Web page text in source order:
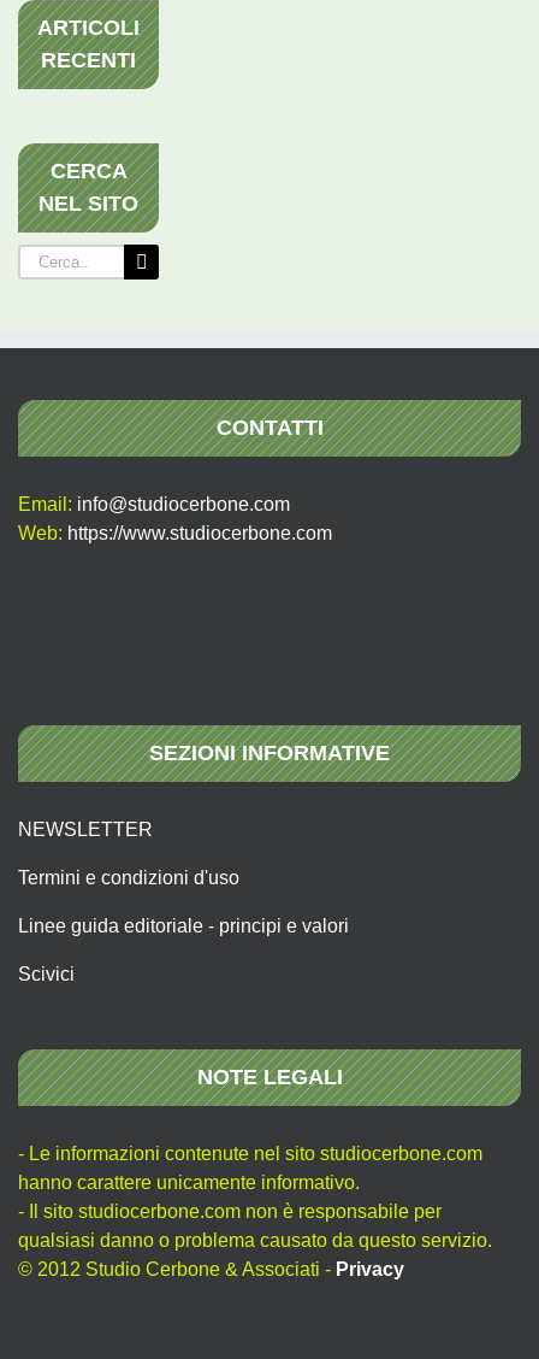
ARTICOLI
RECENTI
CERCA
NEL SITO
Cerca
per:
CONTATTI
Email: info@studiocerbone.com
Web: https://www.studiocerbone.com
SEZIONI INFORMATIVE
NEWSLETTER
Termini e condizioni d'uso
Linee guida editoriale - principi e valori
Scivici
NOTE LEGALI
- Le informazioni contenute nel sito studiocerbone.com
hanno carattere unicamente informativo.
- Il sito studiocerbone.com non è responsabile per
qualsiasi danno o problema causato da questo servizio.
© 2012 Studio Cerbone & Associati - Privacy